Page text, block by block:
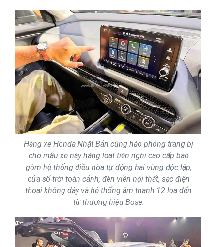
Hãng xe Honda Nhật Bản cũng hào phóng trang bị
cho mẫu xe này hàng loạt tiện nghi cao cấp bao
gồm hệ thống điều hòa tự động hai vùng độc lập,
cửa sổ trời toàn cảnh, đèn viền nội thất, sạc điện
thoại không dây và hệ thống âm thanh 12 loa đến
từ thương hiệu Bose.